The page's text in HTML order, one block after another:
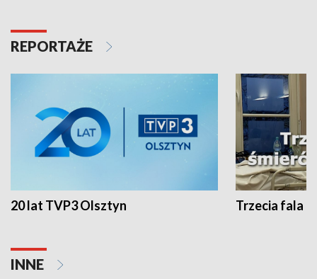
REPORTAŻE
20 lat TVP3 Olsztyn Trzecia fala -
INNE